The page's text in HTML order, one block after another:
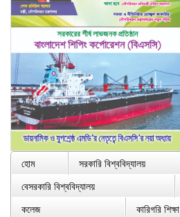
হোম
সরকারি বিশ্ববিদ্যালয়
বেসরকারি বিশ্ববিদ্যালয়
কলেজ
কারিগরি শিক্ষা